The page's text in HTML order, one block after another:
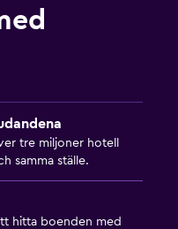
tre miljoner hotell
samma ställe.
hitta boenden med